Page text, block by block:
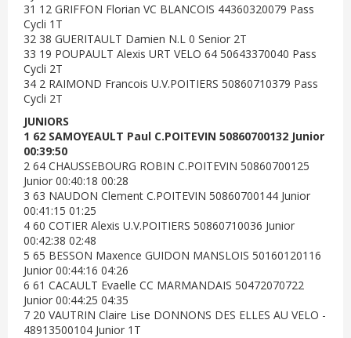
31 12 GRIFFON Florian VC BLANCOIS 44360320079 Pass
Cycli 1T
32 38 GUERITAULT Damien N.L 0 Senior 2T
33 19 POUPAULT Alexis URT VELO 64 50643370040 Pass
Cycli 2T
34 2 RAIMOND Francois U.V.POITIERS 50860710379 Pass
Cycli 2T
JUNIORS
1 62 SAMOYEAULT Paul C.POITEVIN 50860700132 Junior
00:39:50
2 64 CHAUSSEBOURG ROBIN C.POITEVIN 50860700125
Junior 00:40:18 00:28
3 63 NAUDON Clement C.POITEVIN 50860700144 Junior
00:41:15 01:25
4 60 COTIER Alexis U.V.POITIERS 50860710036 Junior
00:42:38 02:48
5 65 BESSON Maxence GUIDON MANSLOIS 50160120116
Junior 00:44:16 04:26
6 61 CACAULT Evaelle CC MARMANDAIS 50472070722
Junior 00:44:25 04:35
7 20 VAUTRIN Claire Lise DONNONS DES ELLES AU VELO -
48913500104 Junior 1T